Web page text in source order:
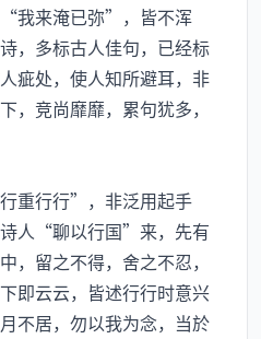
来淹已弥”，皆不浑
，多标古人佳句，已经标
疵处，使人知所避耳，非
，竞尚靡靡，累句犹多，
行行”，非泛用起手
人“聊以行国”来，先有
，留之不得，舍之不忍，
即云云，皆述行行时意兴
不居，勿以我为念，当於